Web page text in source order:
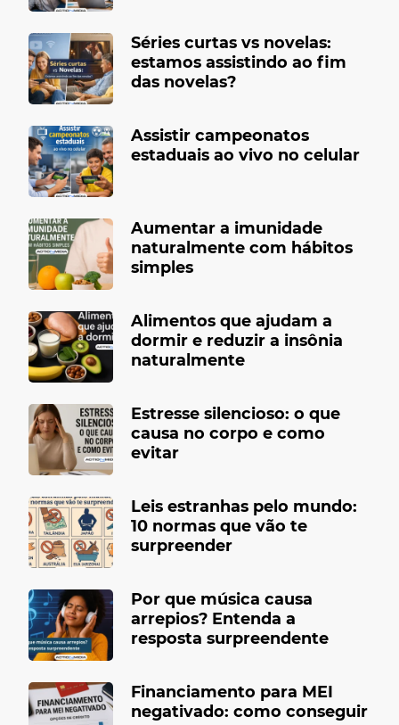
Séries curtas vs novelas:
estamos assistindo ao fim
das novelas?
Assistir campeonatos
estaduais ao vivo no celular
Aumentar a imunidade
naturalmente com hábitos
simples
Alimentos que ajudam a
dormir e reduzir a insônia
naturalmente
Estresse silencioso: o que
causa no corpo e como
evitar
Leis estranhas pelo mundo:
10 normas que vão te
surpreender
Por que música causa
arrepios? Entenda a
resposta surpreendente
Financiamento para MEI
negativado: como conseguir